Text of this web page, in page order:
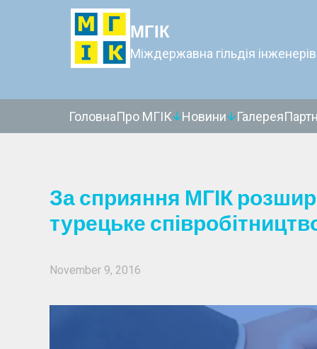
МГІК
Міждержавна гільдія
ГоловнаПро МГІК Новини Галерея
За сприяння МГІК
турецьке
November 9, 2016